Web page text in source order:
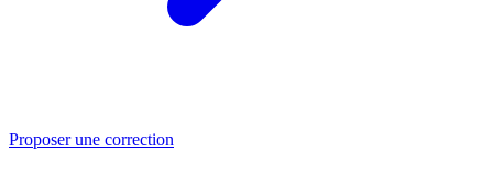
Proposer une correction